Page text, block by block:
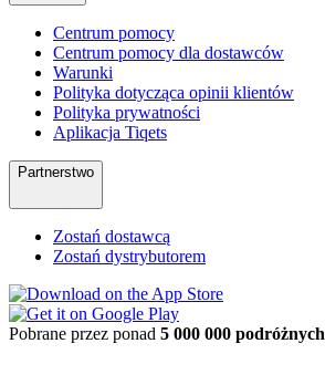
Centrum pomocy
Centrum pomocy dla dostawców
Warunki
Polityka dotycząca opinii klientów
Polityka prywatności
Aplikacja Tiqets
Partnerstwo
Zostań dostawcą
Zostań dystrybutorem
Pobrane przez ponad 5 000 000 podróżnych